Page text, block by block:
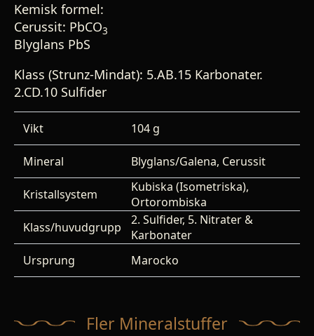
Kemisk formel:
Cerussit: PbCO3
Blyglans PbS
Klass (Strunz-Mindat): 5.AB.15 Karbonater.
2.CD.10 Sulfider
Vikt 104 g
Mineral Blyglans/Galena, Cerussit
Kristallsystem
Kubiska (Isometriska),
Ortorombiska
Klass/huvudgrupp
2. Sulfider, 5. Nitrater &
Karbonater
Ursprung
Marocko
Fler Mineralstuffer